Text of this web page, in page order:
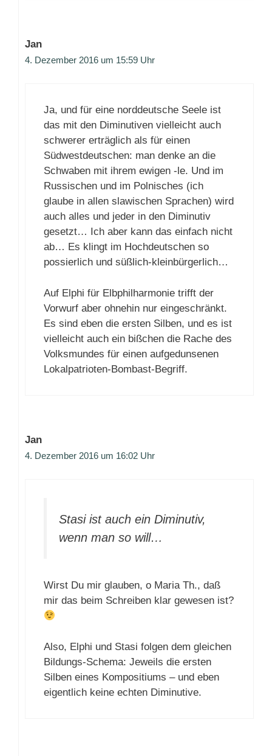
Jan
4. Dezember 2016 um 15:59 Uhr
Ja, und für eine norddeutsche Seele ist
das mit den Diminutiven vielleicht auch
schwerer erträglich als für einen
Südwestdeutschen: man denke an die
Schwaben mit ihrem ewigen -le. Und im
Russischen und im Polnisches (ich
glaube in allen slawischen Sprachen) wird
auch alles und jeder in den Diminutiv
gesetzt… Ich aber kann das einfach nicht
ab… Es klingt im Hochdeutschen so
possierlich und süßlich-kleinbürgerlich…
Auf Elphi für Elbphilharmonie trifft der
Vorwurf aber ohnehin nur eingeschränkt.
Es sind eben die ersten Silben, und es ist
vielleicht auch ein bißchen die Rache des
Volksmundes für einen aufgedunsenen
Lokalpatrioten-Bombast-Begriff.
Jan
4. Dezember 2016 um 16:02 Uhr
Stasi ist auch ein Diminutiv,
wenn man so will…
Wirst Du mir glauben, o Maria Th., daß
mir das beim Schreiben klar gewesen ist?
Also, Elphi und Stasi folgen dem gleichen
Bildungs-Schema: Jeweils die ersten
Silben eines Kompositiums – und eben
eigentlich keine echten Diminutive.